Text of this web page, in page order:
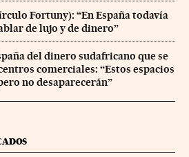
Fortuny): “En España todavía
de lujo y de dinero”
del dinero sudafricano que se
comerciales: “Estos espacios
no desaparecerán”